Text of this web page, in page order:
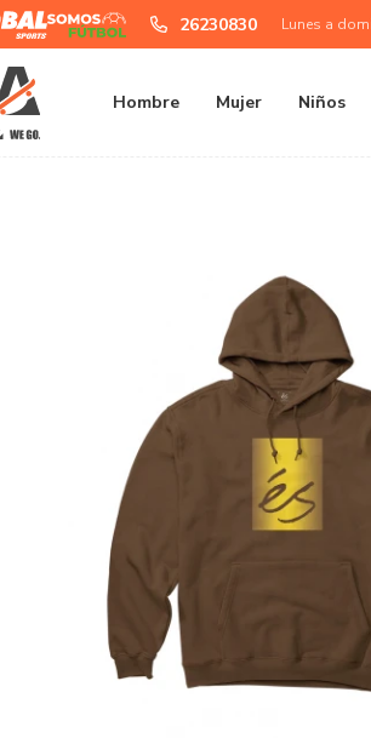
Hombre Mujer Niños
Futbol
26230830 Lunes a